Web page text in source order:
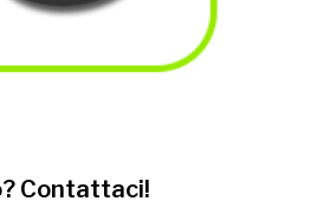
Contattaci!